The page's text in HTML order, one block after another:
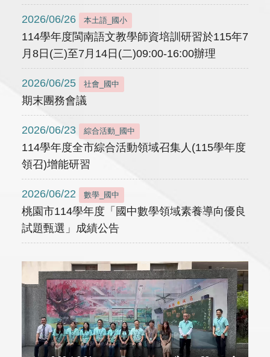
2026/06/26 本土語_國小
114學年度閩南語文教學師資培訓研習於115年7
月8日(三)至7月14日(二)09:00-16:00辦理
2026/06/25 社會_國中
期末團務會議
2026/06/23 綜合活動_國中
114學年度全市綜合活動領域召集人(115學年度
領召)增能研習
2026/06/22 數學_國中
桃園市114學年度「國中數學領域素養導向優良
試題甄選」成績公告